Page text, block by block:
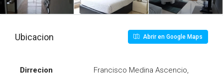
Ubicacion Abrir en Google Maps
Dirrecion
Francisco Medina Ascencio,